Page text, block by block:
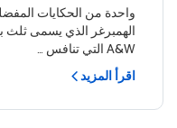
واحدة من الحكايات
الهمبرغر الذي يسمى ثلث
A&W التي تنافس …
اقرأ المزيد